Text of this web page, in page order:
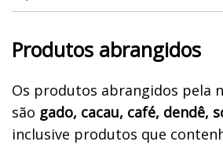
Produtos abrangidos
Os produtos abrangidos pela
são gado, cacau, café, dendê,
inclusive produtos que